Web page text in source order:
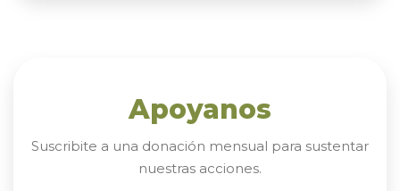
Apoyanos
Suscribite a una donación mensual para sustentar
nuestras acciones.